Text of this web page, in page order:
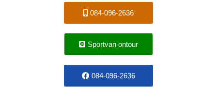
084-096-2636
Sportvan ontour
084-096-2636